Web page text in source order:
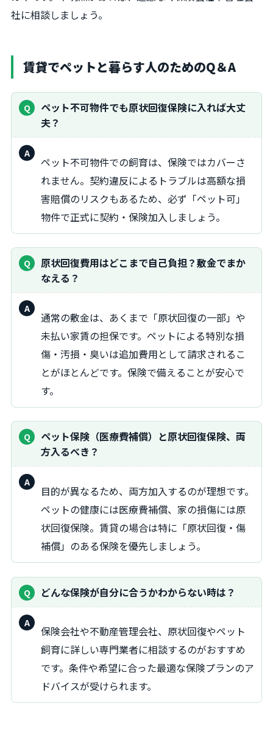
社に相談しましょう。
賃貸でペットと暮らす人のためのQ＆A
ペット不可物件でも原状回復保険に入れば大丈
夫？
答：
ペット不可物件での飼育は、保険ではカバーさ
れません。契約違反によるトラブルは高額な損
害賠償のリスクもあるため、必ず「ペット可」
物件で正式に契約・保険加入しましょう。
原状回復費用はどこまで自己負担？敷金でまか
なえる？
答：
通常の敷金は、あくまで「原状回復の一部」や
未払い家賃の担保です。ペットによる特別な損
傷・汚損・臭いは追加費用として請求されるこ
とがほとんどです。保険で備えることが安心で
す。
ペット保険（医療費補償）と原状回復保険、両
方入るべき？
答：
目的が異なるため、両方加入するのが理想です。
ペットの健康には医療費補償、家の損傷には原
状回復保険。賃貸の場合は特に「原状回復・傷
補償」のある保険を優先しましょう。
どんな保険が自分に合うかわからない時は？
答：
保険会社や不動産管理会社、原状回復やペット
飼育に詳しい専門業者に相談するのがおすすめ
です。条件や希望に合った最適な保険プランのア
ドバイスが受けられます。